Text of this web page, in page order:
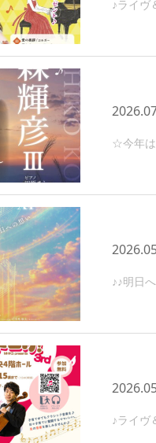
♪ライヴ
☆今年
♪♪明日
♪ライヴ